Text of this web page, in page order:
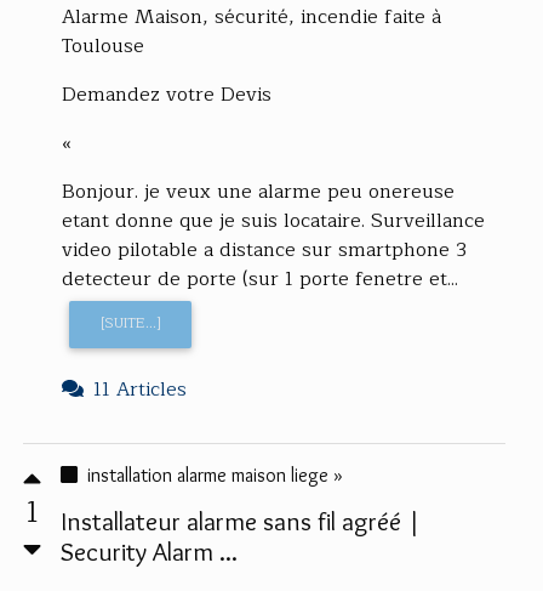
Alarme Maison, sécurité, incendie faite à
Toulouse
Demandez votre Devis
«
Bonjour. je veux une alarme peu onereuse
etant donne que je suis locataire. Surveillance
video pilotable a distance sur smartphone 3
detecteur de porte (sur 1 porte fenetre et...
[SUITE...]
11 Articles
1
installation alarme maison liege »
Installateur alarme sans fil agréé |
Security Alarm ...